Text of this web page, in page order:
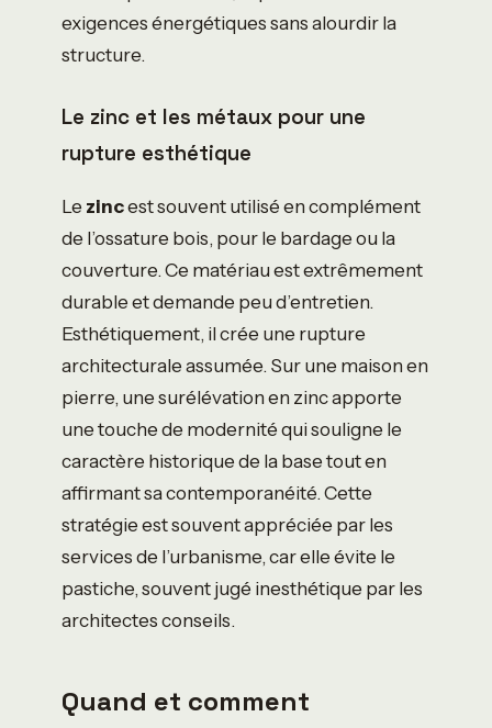
exigences énergétiques sans alourdir la
structure.
Le zinc et les métaux pour une
rupture esthétique
Le zincest souvent utilisé en complément
de l’ossature bois, pour le bardage ou la
couverture. Ce matériau est extrêmement
durable et demande peu d’entretien.
Esthétiquement, il crée une rupture
architecturale assumée. Sur une maison en
pierre, une surélévation en zinc apporte
une touche de modernité qui souligne le
caractère historique de la base tout en
affirmant sa contemporanéité. Cette
stratégie est souvent appréciée par les
services de l’urbanisme, car elle évite le
pastiche, souvent jugé inesthétique par les
architectes conseils.
Quand et comment